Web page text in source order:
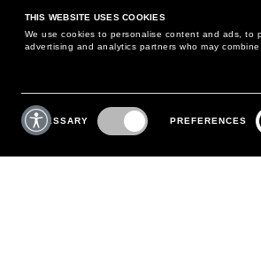
THIS WEBSITE USES COOKIES
We use cookies to personalise content and ads, to
advertising and analytics partners who may
Consent
Selection
NECESSARY PREFERENCES
¿PODEMOS AYUDARTE?
TELÉFONO:
+39 02 8295 6969
DE LUNES A VIERNES,